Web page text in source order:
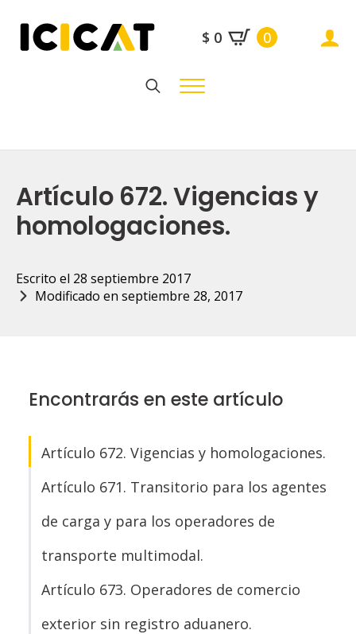
$ 0 0
Artículo 672. Vigencias y
homologaciones.
Escrito el 28 septiembre 2017
Modificado en septiembre 28, 2017
Encontrarás en este artículo
Artículo 672. Vigencias y homologaciones.
Artículo 671. Transitorio para los agentes
de carga y para los operadores de
transporte multimodal.
Artículo 673. Operadores de comercio
exterior sin registro aduanero.